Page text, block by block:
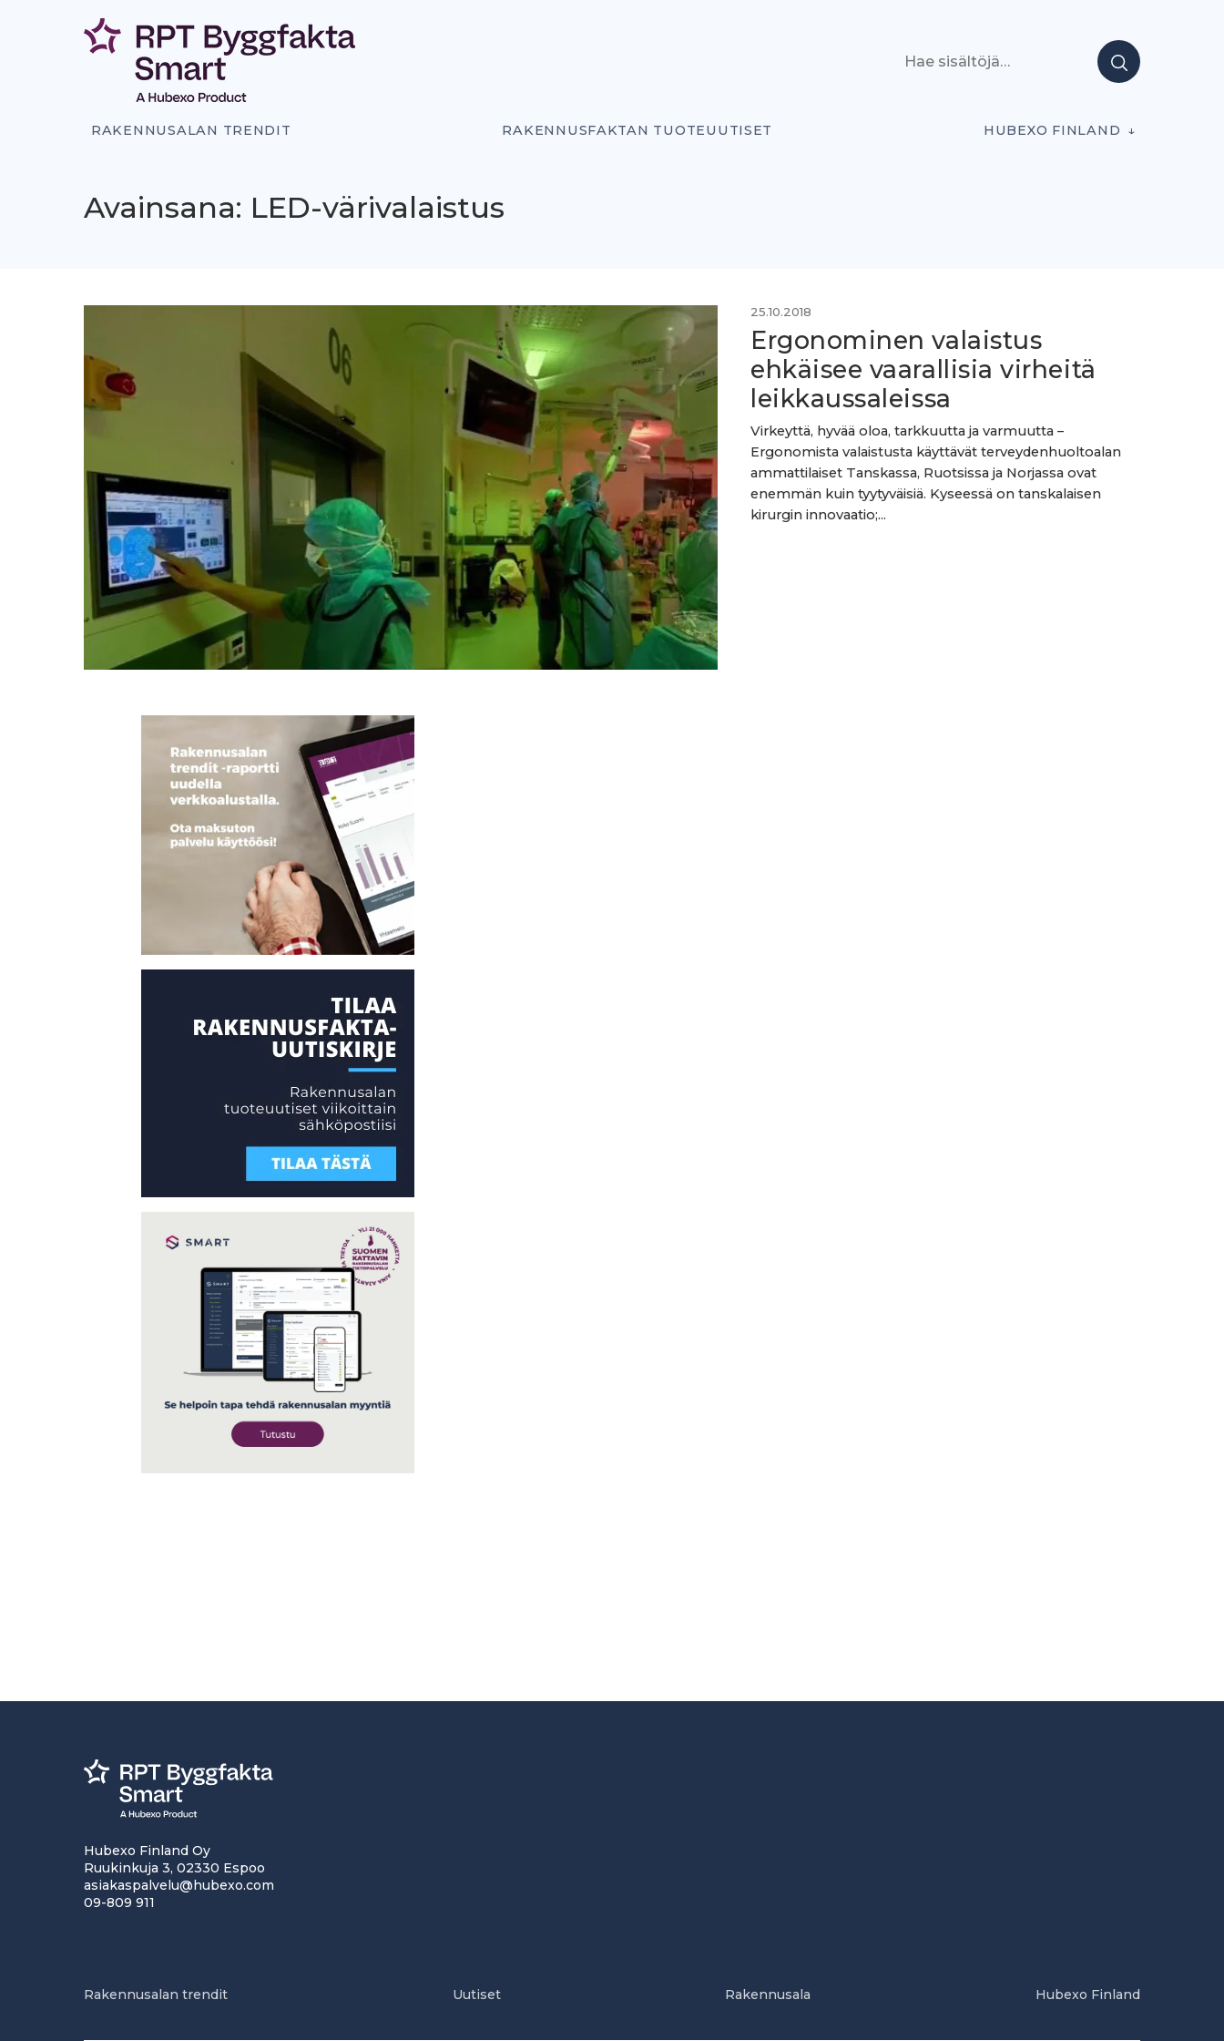
RAKENNUSALAN TRENDIT RAKENNUSFAKTAN TUOTEUUTISET HUBEXO FINLAND
Avainsana: LED-värivalaistus
25.10.2018
Ergonominen valaistus
ehkäisee vaarallisia virheitä
leikkaussaleissa
Virkeyttä, hyvää oloa, tarkkuutta ja varmuutta –
Ergonomista valaistusta käyttävät terveydenhuoltoalan
ammattilaiset Tanskassa, Ruotsissa ja Norjassa ovat
enemmän kuin tyytyväisiä. Kyseessä on tanskalaisen
kirurgin innovaatio;...
Hubexo Finland Oy
Ruukinkuja 3, 02330 Espoo
asiakaspalvelu@hubexo.com
09-809 911
Rakennusalan trendit Uutiset Rakennusala Hubexo Finland